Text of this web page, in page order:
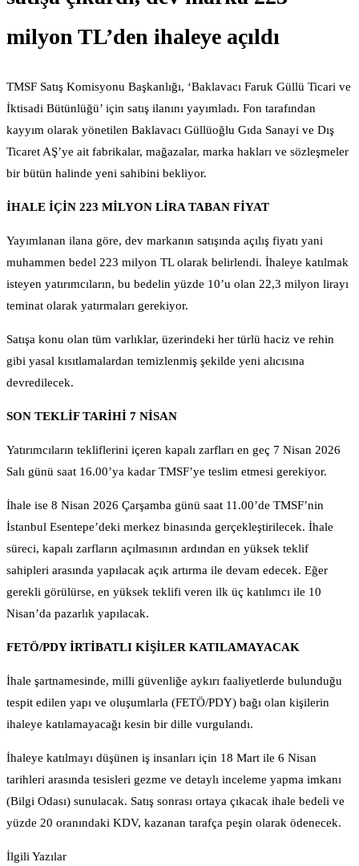
milyon TL’den ihaleye açıldı
TMSF Satış Komisyonu Başkanlığı, ‘Baklavacı Faruk Güllü Ticari ve
İktisadi Bütünlüğü’ için satış ilanını yayımladı. Fon tarafından
kayyım olarak yönetilen Baklavacı Güllüoğlu Gıda Sanayi ve Dış
Ticaret AŞ’ye ait fabrikalar, mağazalar, marka hakları ve sözleşmeler
bir bütün halinde yeni sahibini bekliyor.
İHALE İÇİN 223 MİLYON LİRA TABAN FİYAT
Yayımlanan ilana göre, dev markanın satışında açılış fiyatı yani
muhammen bedel 223 milyon TL olarak belirlendi. İhaleye katılmak
isteyen yatırımcıların, bu bedelin yüzde 10’u olan 22,3 milyon lirayı
teminat olarak yatırmaları gerekiyor.
Satışa konu olan tüm varlıklar, üzerindeki her türlü haciz ve rehin
gibi yasal kısıtlamalardan temizlenmiş şekilde yeni alıcısına
devredilecek.
SON TEKLİF TARİHİ 7 NİSAN
Yatırımcıların tekliflerini içeren kapalı zarfları en geç 7 Nisan 2026
Salı günü saat 16.00’ya kadar TMSF’ye teslim etmesi gerekiyor.
İhale ise 8 Nisan 2026 Çarşamba günü saat 11.00’de TMSF’nin
İstanbul Esentepe’deki merkez binasında gerçekleştirilecek. İhale
süreci, kapalı zarfların açılmasının ardından en yüksek teklif
sahipleri arasında yapılacak açık artırma ile devam edecek. Eğer
gerekli görülürse, en yüksek teklifi veren ilk üç katılımcı ile 10
Nisan’da pazarlık yapılacak.
FETÖ/PDY İRTİBATLI KİŞİLER KATILAMAYACAK
İhale şartnamesinde, milli güvenliğe aykırı faaliyetlerde bulunduğu
tespit edilen yapı ve oluşumlarla (FETÖ/PDY) bağı olan kişilerin
ihaleye katılamayacağı kesin bir dille vurgulandı.
İhaleye katılmayı düşünen iş insanları için 18 Mart ile 6 Nisan
tarihleri arasında tesisleri gezme ve detaylı inceleme yapma imkanı
(Bilgi Odası) sunulacak. Satış sonrası ortaya çıkacak ihale bedeli ve
yüzde 20 oranındaki KDV, kazanan tarafça peşin olarak ödenecek.
İlgili Yazılar